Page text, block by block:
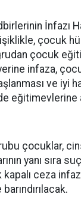
İnfazı
çocuk
çocuk
infaza,
ve iyi
eğitimevlerine
çocuklar,
yanı sıra
ceza infaz